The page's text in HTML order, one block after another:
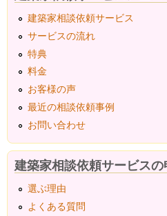
建築家相談依頼サービス
サービスの流れ
特典
料金
お客様の声
最近の相談依頼事例
お問い合わせ
建築家相談依頼サービス
選ぶ理由
よくある質問